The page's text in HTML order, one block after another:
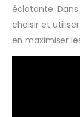
éclatante.
choisir et
en maximiser